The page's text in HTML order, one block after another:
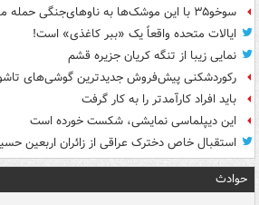
سوخو۳۵ با این موشک‌ها به ناوهای‌جنگی حمله می‌کند
ایالات متحده واقعاً یک «ببر کاغذی» است!
نمایی زیبا از تنگه کریان جزیره قشم
رکوردشکنی پیش‌فروش جدیدترین گوشی‌های
باید افراد کارآمدتر را به کار گرفت
این دیپلماسی نمایشی، شکست خورده است
استقبال خاص دخترک عراقی از زائران اربعین
حوادث